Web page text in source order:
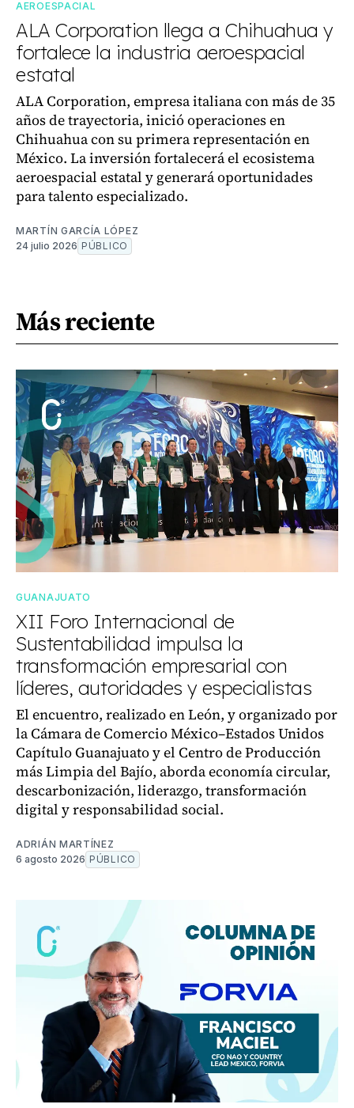
AEROESPACIAL
ALA Corporation llega a Chihuahua y
fortalece la industria aeroespacial
estatal
ALA Corporation, empresa italiana con más de 35
años de trayectoria, inició operaciones en
Chihuahua con su primera representación en
México. La inversión fortalecerá el ecosistema
aeroespacial estatal y generará oportunidades
para talento especializado.
MARTÍN GARCÍA LÓPEZ
24 julio 2026 PÚBLICO
Más reciente
GUANAJUATO
XII Foro Internacional de
Sustentabilidad impulsa la
transformación empresarial con
líderes, autoridades y especialistas
El encuentro, realizado en León, y organizado por
la Cámara de Comercio México–Estados Unidos
Capítulo Guanajuato y el Centro de Producción
más Limpia del Bajío, aborda economía circular,
descarbonización, liderazgo, transformación
digital y responsabilidad social.
ADRIÁN MARTÍNEZ
6 agosto 2026 PÚBLICO